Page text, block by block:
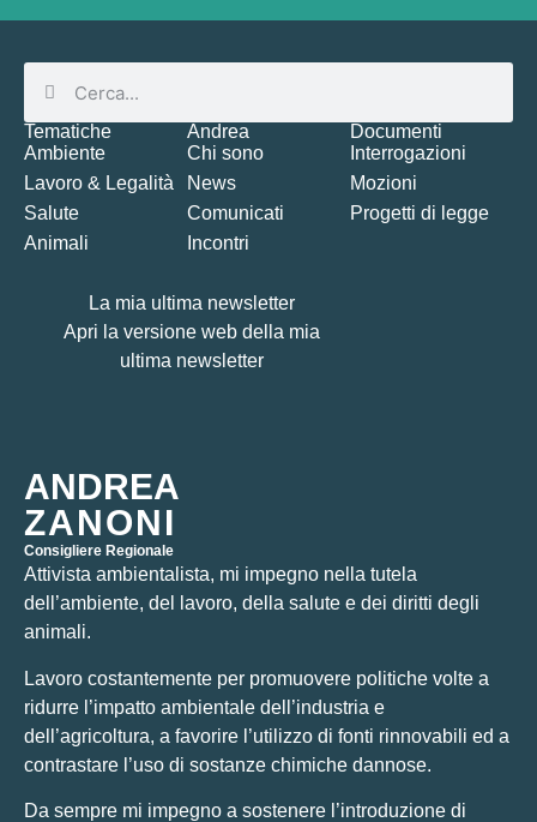
ANDREA
ZANONI
Consigliere Regionale
Attivista ambientalista, mi impegno nella tutela
dell’ambiente, del lavoro, della salute e dei diritti degli
animali.
Lavoro costantemente per promuovere politiche volte a
ridurre l’impatto ambientale dell’industria e
dell’agricoltura, a favorire l’utilizzo di fonti rinnovabili ed a
contrastare l’uso di sostanze chimiche dannose.
Da sempre mi impegno a sostenere l’introduzione di
Tematiche
Ambiente
Lavoro & Legalità
Salute
Animali
Andrea
Chi sono
News
Comunicati
Incontri
Documenti
Interrogazioni
Mozioni
Progetti di legge
La mia ultima newsletter
Apri la versione web della mia
ultima newsletter